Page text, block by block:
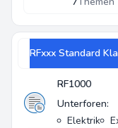
RFxxx Standard
RF1000
Unterforen:
Elektrik